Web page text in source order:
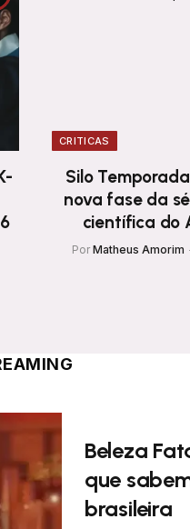
CRITICAS
Silo
nova fase da
científica do
Por Matheus Amorim
Beleza
que
brasileira